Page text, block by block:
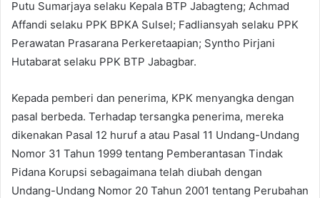
Putu Sumarjaya selaku Kepala BTP Jabagteng; Achmad
Affandi selaku PPK BPKA Sulsel; Fadliansyah selaku PPK
Perawatan Prasarana Perkeretaapian; Syntho Pirjani
Hutabarat selaku PPK BTP Jabagbar.
Kepada pemberi dan penerima, KPK menyangka dengan
pasal berbeda. Terhadap tersangka penerima, mereka
dikenakan Pasal 12 huruf a atau Pasal 11 Undang-Undang
Nomor 31 Tahun 1999 tentang Pemberantasan Tindak
Pidana Korupsi sebagaimana telah diubah dengan
Undang-Undang Nomor 20 Tahun 2001 tentang Perubahan